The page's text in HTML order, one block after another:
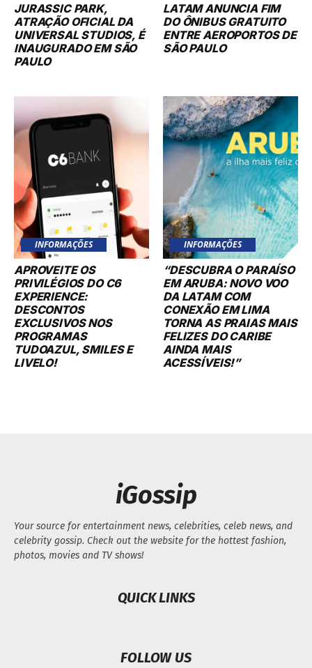
JURASSIC PARK,
ATRAÇÃO OFICIAL DA
UNIVERSAL STUDIOS, É
INAUGURADO EM SÃO
PAULO
LATAM ANUNCIA FIM
DO ÔNIBUS GRATUITO
ENTRE AEROPORTOS DE
SÃO PAULO
INFORMAÇÕES
APROVEITE OS
PRIVILÉGIOS DO C6
EXPERIENCE:
DESCONTOS
EXCLUSIVOS NOS
PROGRAMAS
TUDOAZUL, SMILES E
LIVELO!
INFORMAÇÕES
“DESCUBRA O PARAÍSO
EM ARUBA: NOVO VOO
DA LATAM COM
CONEXÃO EM LIMA
TORNA AS PRAIAS MAIS
FELIZES DO CARIBE
AINDA MAIS
ACESSÍVEIS!”
iGossip
Your source for entertainment news, celebrities, celeb news, and
celebrity gossip. Check out the website for the hottest fashion,
photos, movies and TV shows!
QUICK LINKS
FOLLOW US